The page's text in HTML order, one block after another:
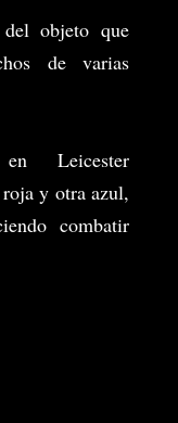
objeto que
de varias
Leicester
y otra azul,
combatir